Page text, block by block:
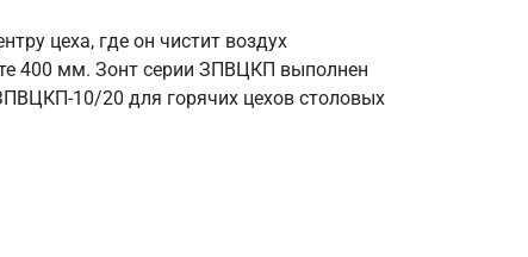
цеха, где он чистит воздух
400 мм. Зонт серии ЗПВЦКП выполнен
10/20 для горячих цехов столовых